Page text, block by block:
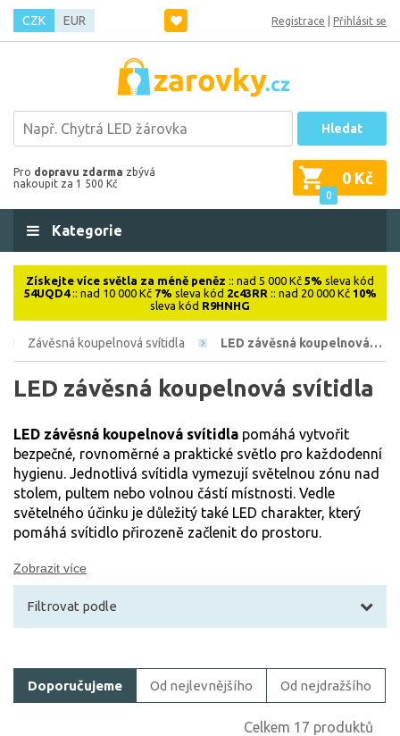
CZK EUR Registrace Přihlásit se
Hledat
Pro dopravu zdarma zbývá
nakoupit za 1 500 Kč
0
0 Kč
Kategorie
Získejte více světla za méně peněz :: nad 5 000 Kč 5% sleva kód
54UQD4:: nad 10 000 Kč 7% sleva kód 2c43RR :: nad 20 000 Kč 10%
sleva kód R9HNHG
Závěsná koupelnová svítidla LED závěsná koupelnová…
LED závěsná koupelnová svítidla
LED závěsná koupelnová svítidla pomáhá vytvořit
bezpečné, rovnoměrné a praktické světlo pro každodenní
hygienu. Jednotlivá svítidla vymezují světelnou zónu nad
stolem, pultem nebo volnou částí místnosti. Vedle
světelného účinku je důležitý také LED charakter, který
pomáhá svítidlo přirozeně začlenit do prostoru.
Zobrazit více
Filtrovat podle
Cena
Doporučujeme Od nejlevnějšího Od nejdražšího
Celkem 17 produktů